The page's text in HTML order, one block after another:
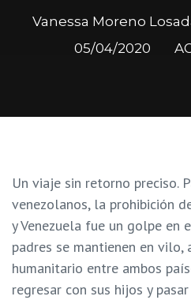
Vanessa Moreno
05/04/2020
Un viaje sin retorno preciso.
venezolanos, la prohibición
y Venezuela fue un golpe en
padres se mantienen en vilo,
humanitario entre ambos
regresar con sus hijos y